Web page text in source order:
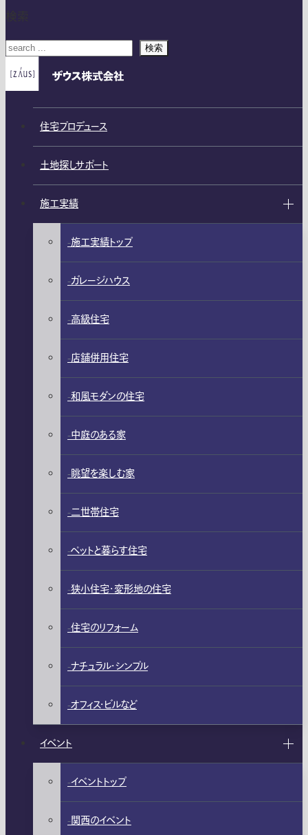
検索
住宅プロデュース
土地探しサポート
施工実績
施工実績トップ
ガレージハウス
高級住宅
店舗併用住宅
和風モダンの住宅
中庭のある家
眺望を楽しむ家
二世帯住宅
ペットと暮らす住宅
狭小住宅・変形地の住宅
住宅のリフォーム
ナチュラル・シンプル
オフィス・ビルなど
イベント
イベントトップ
関西のイベント